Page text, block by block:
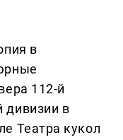
в
112-й
дивизии в
Театра кукол